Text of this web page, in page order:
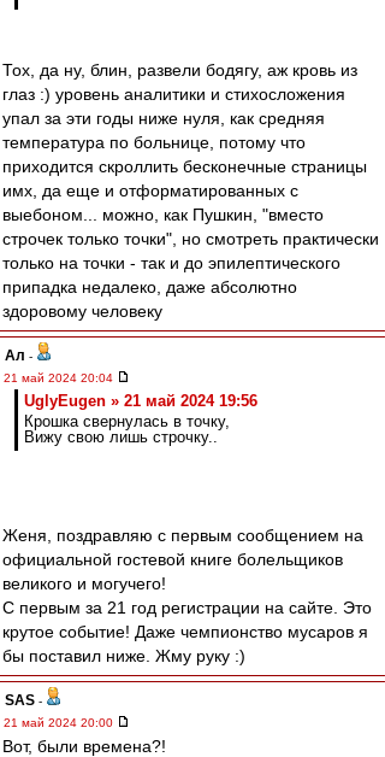
Тох, да ну, блин, развели бодягу, аж кровь из
глаз :) уровень аналитики и стихосложения
упал за эти годы ниже нуля, как средняя
температура по больнице, потому что
приходится скроллить бесконечные страницы
имх, да еще и отформатированных с
выебоном... можно, как Пушкин, "вместо
строчек только точки", но смотреть практически
только на точки - так и до эпилептического
припадка недалеко, даже абсолютно
здоровому человеку
Ал -
21 май 2024 20:04
UglyEugen » 21 май 2024 19:56
Крошка свернулась в точку,
Вижу свою лишь строчку..
Женя, поздравляю с первым сообщением на
официальной гостевой книге болельщиков
великого и могучего!
С первым за 21 год регистрации на сайте. Это
крутое событие! Даже чемпионство мусаров я
бы поставил ниже. Жму руку :)
SAS -
21 май 2024 20:00
Вот, были времена?!